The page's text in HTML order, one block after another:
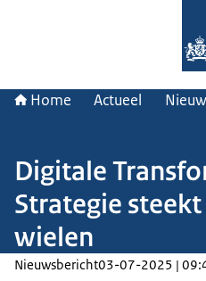
Home Actueel
Digitale
Strategie
wielen
Nieuwsbericht03-07-2025 |